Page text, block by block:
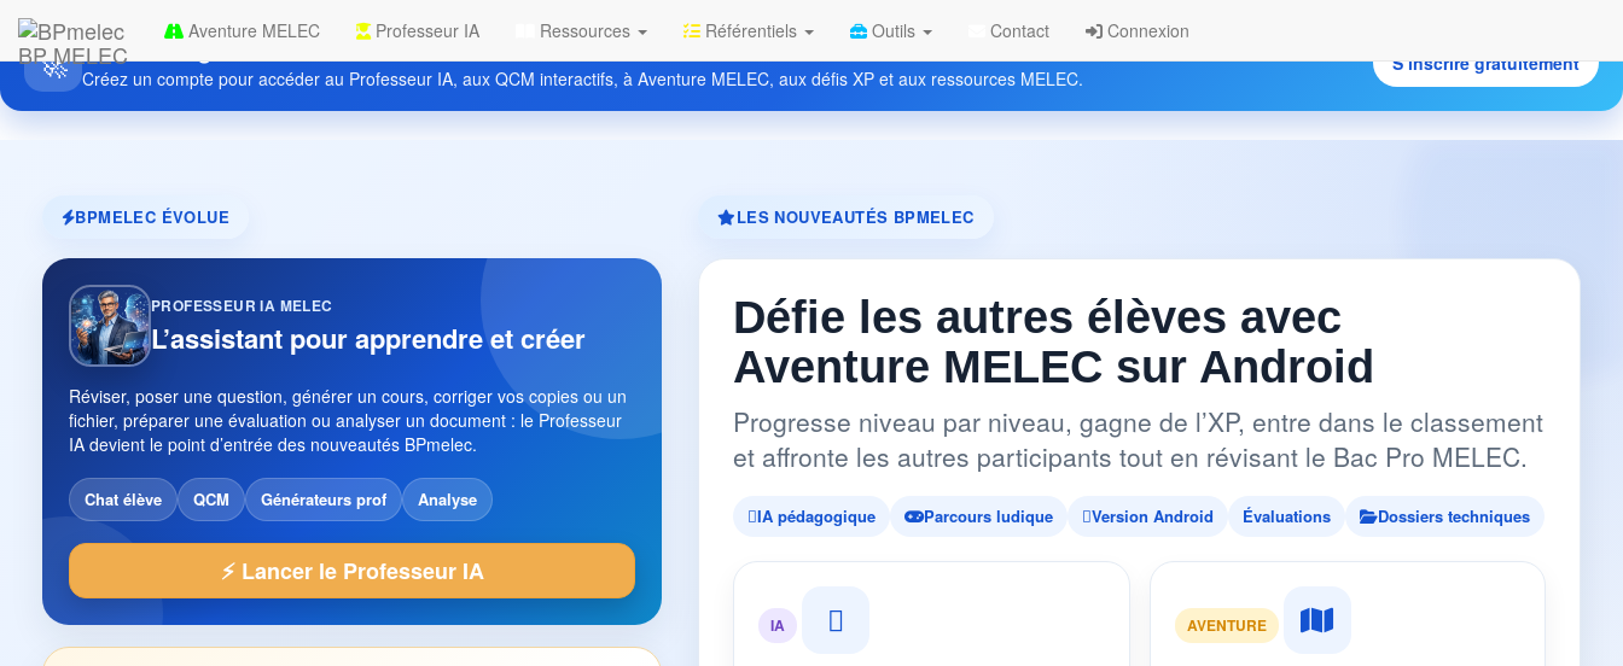
BP MELEC
Aventure MELEC Professeur IA Ressources Référentiels Outils Contact Connexion
🚀 Découvrez gratuitement BPmelec
Créez un compte pour accéder au Professeur IA, aux QCM interactifs, à Aventure MELEC, aux défis XP et aux ressources MELEC.
S’inscrire gratuitement
BPMELEC ÉVOLUE
PROFESSEUR IA MELEC
L’assistant pour apprendre et créer
Réviser, poser une question, générer un cours, corriger vos copies ou un
fichier, préparer une évaluation ou analyser un document : le Professeur
IA devient le point d’entrée des nouveautés BPmelec.
Chat élève QCM Générateurs prof Analyse
⚡ Lancer le Professeur IA
LES NOUVEAUTÉS BPMELEC
Défie les autres élèves avec
Aventure MELEC sur Android
Progresse niveau par niveau, gagne de l’XP, entre dans le classement
et affronte les autres participants tout en révisant le Bac Pro MELEC.
IA pédagogique Parcours ludique Version Android Évaluations Dossiers techniques
IA AVENTURE